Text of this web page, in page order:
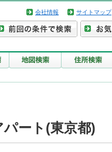
会社情報 サイトマップ
ート(東京都)